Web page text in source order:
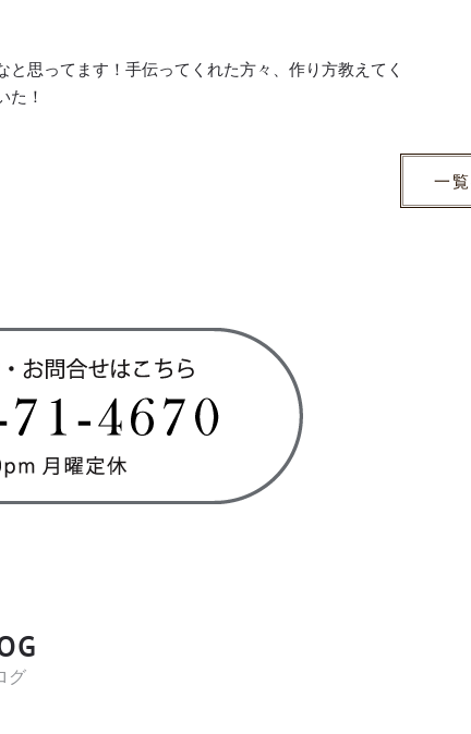
思ってます！手伝ってくれた方々、作り方教えてく
た！
一
グ